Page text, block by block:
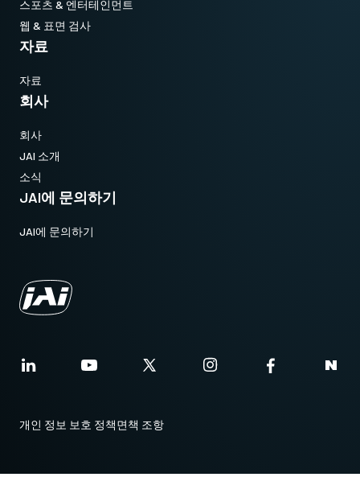
스포츠 & 엔터테인먼트
웹 & 표면 검사
자료
자료
회사
회사
JAI 소개
소식
JAI에 문의하기
JAI에 문의하기
개인 정보 보호 정책면책 조항